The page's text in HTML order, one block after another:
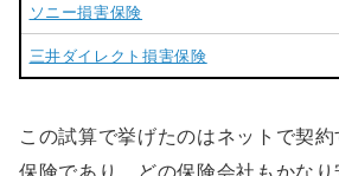
ソニー損害保険
三井ダイレクト損害保険
この試算で挙げたのはネットで契
保険であり、どの保険会社もかな